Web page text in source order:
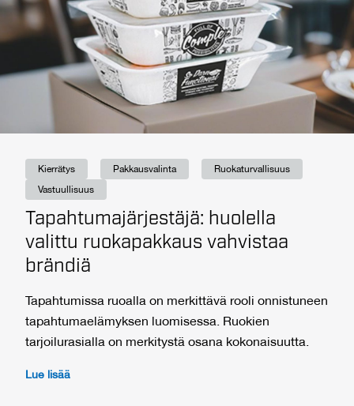
Kierrätys Pakkausvalinta Ruokaturvallisuus
Vastuullisuus
Tapahtumajärjestäjä: huolella
valittu ruokapakkaus vahvistaa
brändiä
Tapahtumissa ruoalla on merkittävä rooli onnistuneen
tapahtumaelämyksen luomisessa. Ruokien
tarjoilurasialla on merkitystä osana kokonaisuutta.
Lue lisää